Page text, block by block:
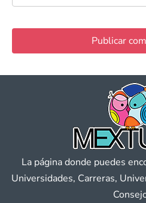
La página donde puedes
Universidades, Carreras,